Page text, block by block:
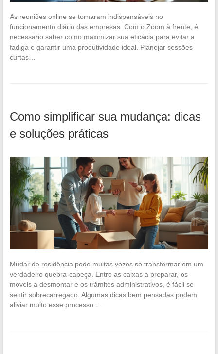
As reuniões online se tornaram indispensáveis no
funcionamento diário das empresas. Com o Zoom à frente, é
necessário saber como maximizar sua eficácia para evitar a
fadiga e garantir uma produtividade ideal. Planejar sessões
curtas…
Como simplificar sua mudança: dicas
e soluções práticas
Mudar de residência pode muitas vezes se transformar em um
verdadeiro quebra-cabeça. Entre as caixas a preparar, os
móveis a desmontar e os trâmites administrativos, é fácil se
sentir sobrecarregado. Algumas dicas bem pensadas podem
aliviar muito esse processo.…